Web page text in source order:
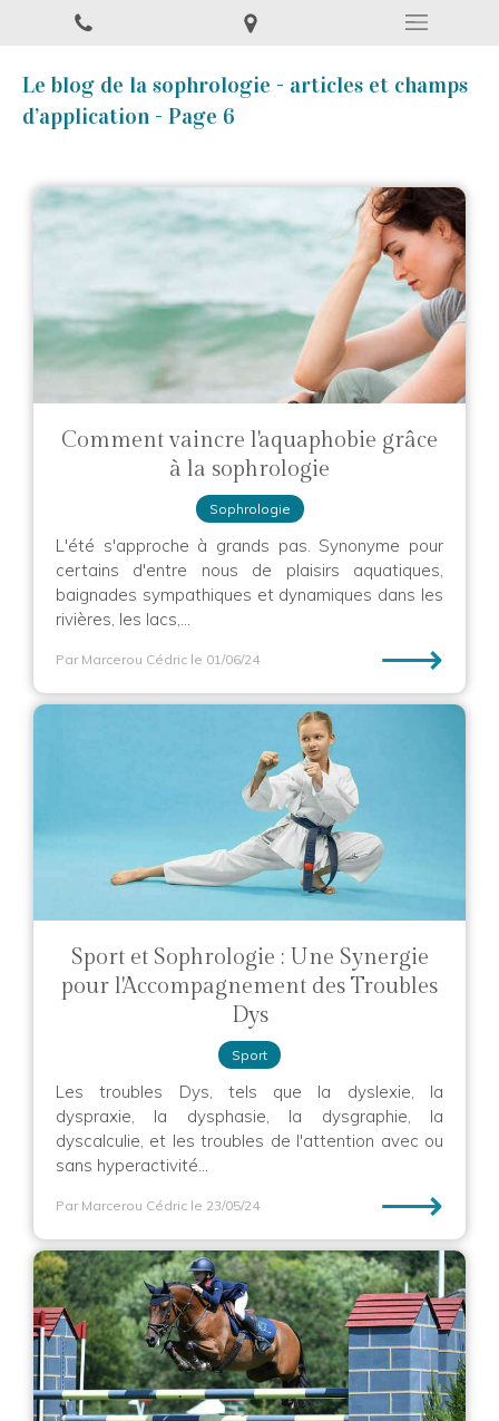
Le blog de la sophrologie - articles et champs
d’application - Page 6
Comment vaincre l'aquaphobie grâce
à la sophrologie
Sophrologie
L'été s'approche à grands pas. Synonyme pour
certains d'entre nous de plaisirs aquatiques,
baignades sympathiques et dynamiques dans les
rivières, les lacs,...
Par Marcerou Cédric le 01/06/24 ⟶
Sport et Sophrologie : Une Synergie
pour l'Accompagnement des Troubles
Dys
Sport
Les troubles Dys, tels que la dyslexie, la
dyspraxie, la dysphasie, la dysgraphie, la
dyscalculie, et les troubles de l'attention avec ou
sans hyperactivité...
Par Marcerou Cédric le 23/05/24 ⟶